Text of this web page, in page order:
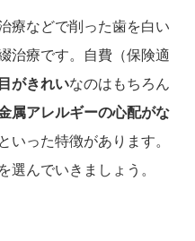
療などで削った歯を白い
治療です。自費（保険適
がきれいなのはもちろん
属アレルギーの心配がな
といった特徴があります。
選んでいきましょう。